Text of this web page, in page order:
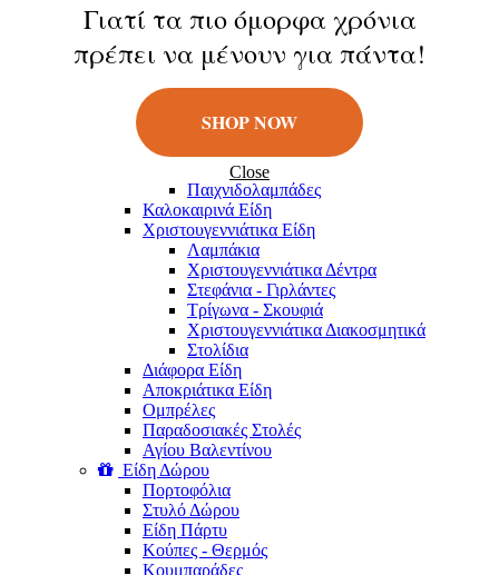
Κούκλες
Φιγούρες
Παιχνίδια Εξωτερικού Χώρου
Μπάλες
Πατίνια
Εποχιακά Είδη
Πασχαλινά Είδη
Λαμπάδες
Παιχνιδολαμπάδες
Καλοκαιρινά Eίδη
Χριστουγεννιάτικα Είδη
Λαμπάκια
Χριστουγεννιάτικα Δέντρα
Στεφάνια - Γιρλάντες
Τρίγωνα - Σκουφιά
Χριστουγεννιάτικα Διακοσμητικά
Στολίδια
Διάφορα Είδη
Αποκριάτικα Είδη
Ομπρέλες
Παραδοσιακές Στολές
Αγίου Βαλεντίνου
Είδη Δώρου
Πορτοφόλια
Στυλό Δώρου
Είδη Πάρτυ
Κούπες - Θερμός
Κουμπαράδες
Γιατί τα πιο όμορφα χρόνια
πρέπει να μένουν για πάντα!
SHOP NOW
Close